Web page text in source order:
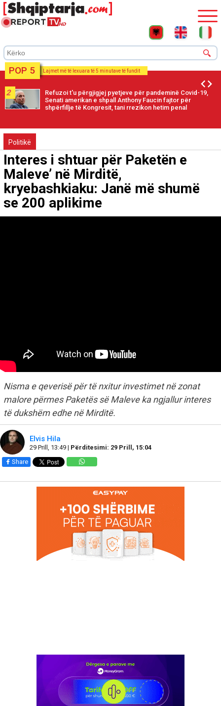
POP 5 Lajmet më të lexuara të 5 minutave të fundit
2
Refuzoi t'u përgjigjej pyetjeve për pandeminë Covid-19,
Senati amerikan e shpall Anthony Faucin fajtor për
shpërfillje të Kongresit, tani rrezikon hetim penal
Politikë
Interes i shtuar për Paketën e
Maleve’ në Mirditë,
kryebashkiaku: Janë më shumë
se 200 aplikime
Nisma e qeverisë për të nxitur investimet në zonat
malore përmes Paketës së Maleve ka ngjallur interes
të dukshëm edhe në Mirditë.
Elvis Hila
29 Prill, 13:49 | Përditesimi: 29 Prill, 15:04
Share